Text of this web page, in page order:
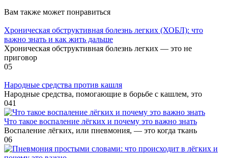
Вам также может понравиться
Хроническая обструктивная болезнь легких (ХОБЛ): что
важно знать и как жить дальше
Хроническая обструктивная болезнь легких — это не
приговор
05
Народные средства против кашля
Народные средства, помогающие в борьбе с кашлем, это
041
Что такое воспаление лёгких и почему это важно знать
Воспаление лёгких, или пневмония, — это когда ткань
06